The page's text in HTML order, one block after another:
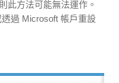
此方法可能無法運作。
過 Microsoft 帳戶重設